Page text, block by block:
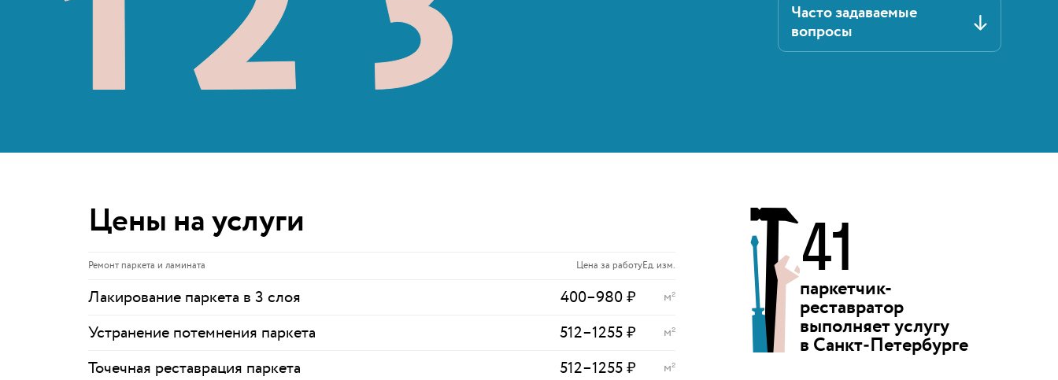
Часто задаваемые
вопросы
Цены на услуги
Ремонт паркета и ламината Цена за работуЕд. изм.
Лакирование паркета в 3 слоя 400–980₽ м²
Устранение потемнения паркета 512–1255₽ м²
Точечная реставрация паркета 512–1255₽ м²
41
паркетчик-
реставратор
выполняетуслугу
в Санкт‑Петербурге